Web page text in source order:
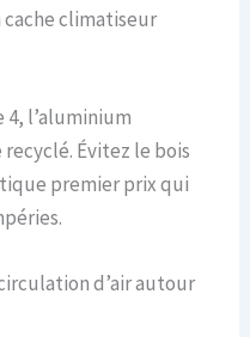
climatiseur
l’aluminium
Évitez le bois
premier prix qui
d’air autour